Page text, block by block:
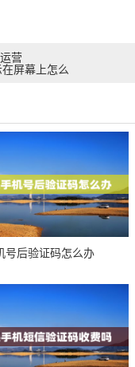
营
屏幕上怎么
号后验证码怎么办